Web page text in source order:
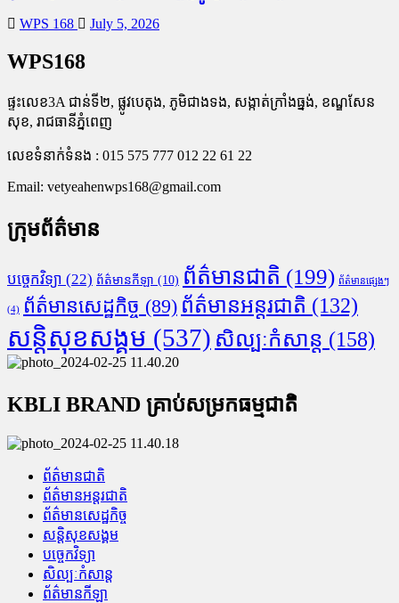
WPS 168 July 5, 2026
WPS168
ផ្ទះលេខ3A ជាន់ទី២, ផ្លូវបេតុង, ភូមិជាងទង, សង្កាត់ក្រាំងធ្នង់, ខណ្ឌសែន
សុខ, រាជធានីភ្នំពេញ
លេខទំនាក់ទំនង : 015 575 777 012 22 61 22
Email: vetyeahenwps168@gmail.com
ក្រុមព័ត៌មាន
បច្ចេកវិទ្យា (22) ព័ត៌មានកីឡា (10) ព័ត៌មានជាតិ (199) ព័ត៌មានផ្សេងៗ
(4) ព័ត៌មានសេដ្ឋកិច្ច (89) ព័ត៌មានអន្តរជាតិ (132)
សន្តិសុខសង្គម (537) សិល្បៈកំសាន្ត (158)
KBLI BRAND គ្រាប់សម្រកធម្មជាតិ
ព័ត៌មានជាតិ
ព័ត៌មានអន្តរជាតិ
ព័ត៌មានសេដ្ឋកិច្ច
សន្តិសុខសង្គម
បច្ចេកវិទ្យា
សិល្បៈកំសាន្ត
ព័ត៌មានកីឡា